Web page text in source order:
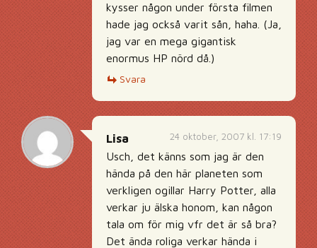
kysser någon under första filmen
hade jag också varit sån, haha. (Ja,
jag var en mega gigantisk
enormus HP nörd då.)
Svara
24 oktober, 2007 kl. 17:19
Lisa
Usch, det känns som jag är den
hända på den här planeten som
verkligen ogillar Harry Potter, alla
verkar ju älska honom, kan någon
tala om för mig vfr det är så bra?
Det ända roliga verkar hända i